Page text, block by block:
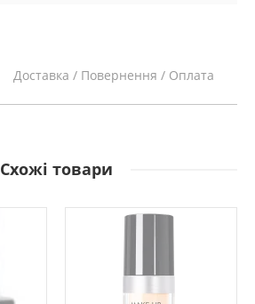
Доставка / Повернення / Оплата
Схожі товари